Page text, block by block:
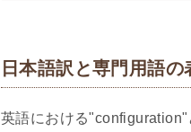
日本語訳と専門用語の
英語における